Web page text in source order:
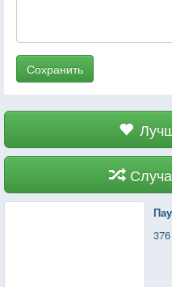
Сохранить